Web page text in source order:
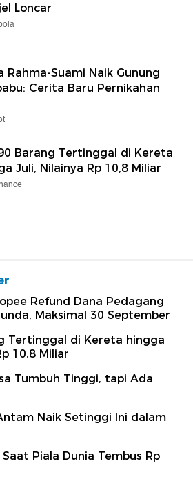
Loncar
Rahma-Suami Naik Gunung
Cerita Baru Pernikahan
Barang Tertinggal di Kereta
Juli, Nilainya Rp 10,8 Miliar
Refund Dana Pedagang
Maksimal 30 September
Tertinggal di Kereta hingga
10,8 Miliar
Tumbuh Tinggi, tapi Ada
Naik Setinggi Ini dalam
Piala Dunia Tembus Rp